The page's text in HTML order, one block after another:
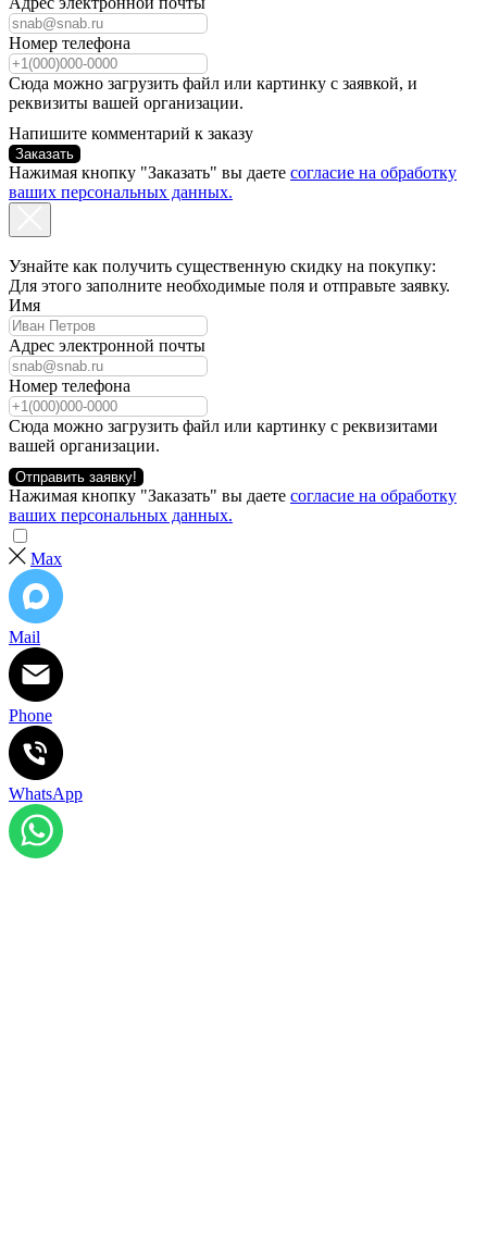
Номер телефона
Сюда можно загрузить файл или картинку с заявкой, и
реквизиты вашей организации.
Напишите комментарий к заказу
Заказать
Нажимая кнопку "Заказать" вы даете согласие на обработку
ваших персональных данных.
Узнайте как получить существенную скидку на покупку:
Для этого заполните необходимые поля и отправьте заявку.
Имя
Адрес электронной почты
Номер телефона
Сюда можно загрузить файл или картинку с реквизитами
вашей организации.
Отправить заявку!
Нажимая кнопку "Заказать" вы даете согласие на обработку
ваших персональных данных.
Max
Mail
Phone
WhatsApp